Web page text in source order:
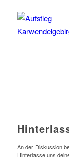
An der Diskussion
Hinterlasse uns